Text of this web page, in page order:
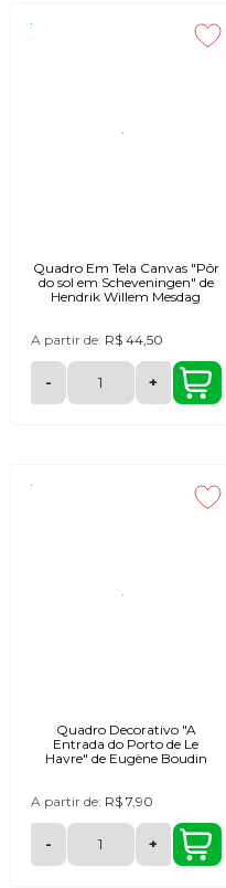
estilos; tropical, frases
realistas, tudo que faltava para
Quadro Em Tela Canvas "Pôr
do sol em Scheveningen" de
Hendrik Willem Mesdag
A partir de: R$ 44,50
- +
Quadro Decorativo "A
Entrada do Porto de Le
Havre" de Eugène Boudin
A partir de: R$ 7,90
- +